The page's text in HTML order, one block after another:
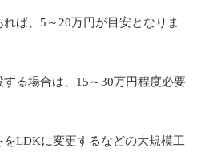
ば、5～20万円が目安となりま
る場合は、15～30万円程度必要
をLDKに変更するなどの大規模工